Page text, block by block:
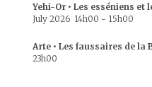
Yehi-Or • Les esséniens et
July 2026 14h00 - 15h00
Arte • Les faussaires de la
23h00